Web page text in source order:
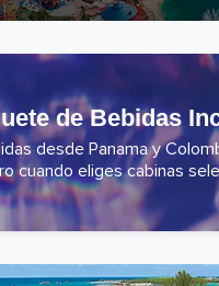
de Bebidas
desde Panama y
cuando eliges cabinas